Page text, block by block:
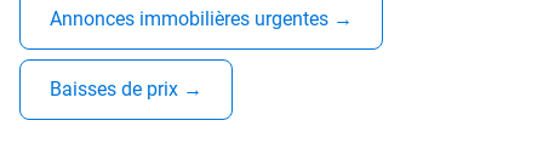
Annonces immobilières urgentes →
Baisses de prix →